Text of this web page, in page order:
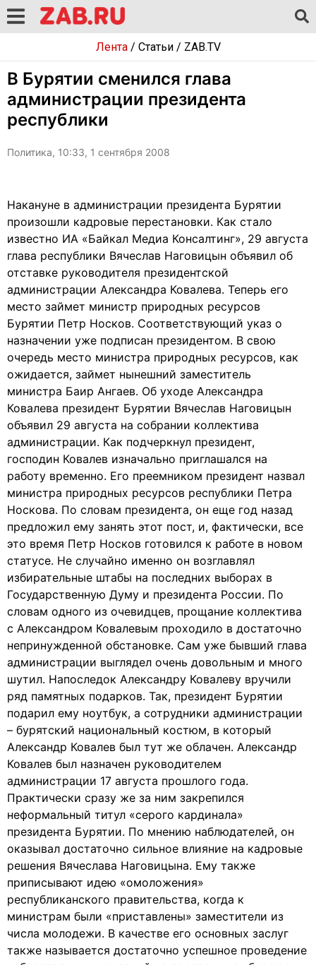
Лента/ Статьи/ ZAB.TV
В Бурятии сменился глава
администрации президента
республики
Политика, 10:33, 1 сентября 2008
Накануне в администрации президента Бурятии
произошли кадровые перестановки. Как стало
известно ИА «Байкал Медиа Консалтинг», 29 августа
глава республики Вячеслав Наговицын объявил об
отставке руководителя президентской
администрации Александра Ковалева. Теперь его
место займет министр природных ресурсов
Бурятии Петр Носков. Соответствующий указ о
назначении уже подписан президентом. В свою
очередь место министра природных ресурсов, как
ожидается, займет нынешний заместитель
министра Баир Ангаев. Об уходе Александра
Ковалева президент Бурятии Вячеслав Наговицын
объявил 29 августа на собрании коллектива
администрации. Как подчеркнул президент,
господин Ковалев изначально приглашался на
работу временно. Его преемником президент назвал
министра природных ресурсов республики Петра
Носкова. По словам президента, он еще год назад
предложил ему занять этот пост, и, фактически, все
это время Петр Носков готовился к работе в новом
статусе. Не случайно именно он возглавлял
избирательные штабы на последних выборах в
Государственную Думу и президента России. По
словам одного из очевидцев, прощание коллектива
с Александром Ковалевым проходило в достаточно
непринужденной обстановке. Сам уже бывший глава
администрации выглядел очень довольным и много
шутил. Напоследок Александру Ковалеву вручили
ряд памятных подарков. Так, президент Бурятии
подарил ему ноутбук, а сотрудники администрации
– бурятский национальный костюм, в который
Александр Ковалев был тут же облачен. Александр
Ковалев был назначен руководителем
администрации 17 августа прошлого года.
Практически сразу же за ним закрепился
неформальный титул «серого кардинала»
президента Бурятии. По мнению наблюдателей, он
оказывал достаточно сильное влияние на кадровые
решения Вячеслава Наговицына. Ему также
приписывают идею «омоложения»
республиканского правительства, когда к
министрам были «приставлены» заместители из
числа молодежи. В качестве его основных заслуг
также называется достаточно успешное проведение